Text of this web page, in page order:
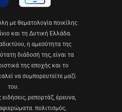
με θεματολογία ποικίλης
και τη Δυτική Ελλάδα.
η αμεσότητα της
διάδοσή της, είναι τα
της εποχής και το
να συμπορευτείτε μαζί
του.
ρεπορτάζ, έρευνα,
πολιτισμός,